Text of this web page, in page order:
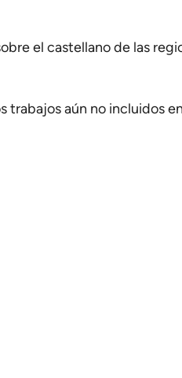
el castellano de las
aún no incluidos